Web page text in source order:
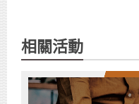
相關活動